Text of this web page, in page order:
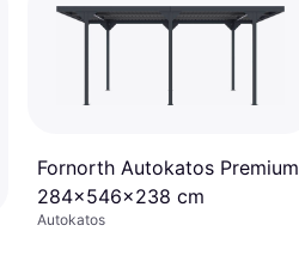
Fornorth Autokatos Premium
284x546x238 cm
Autokatos